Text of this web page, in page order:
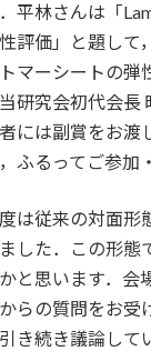
平林さんは「
評価」と題して
マーシートの弾
研究会初代会長
には副賞をお渡
ふるってご参加
は従来の対面形
した．この形態
と思います．会
らの質問をお受
き続き議論して